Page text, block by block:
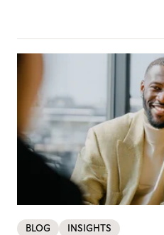
BLOG INSIGHTS